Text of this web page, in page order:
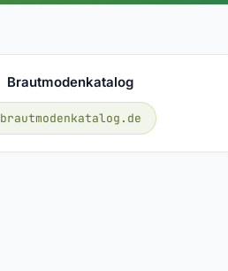
Brautmodenkatalog
brautmodenkatalog.de